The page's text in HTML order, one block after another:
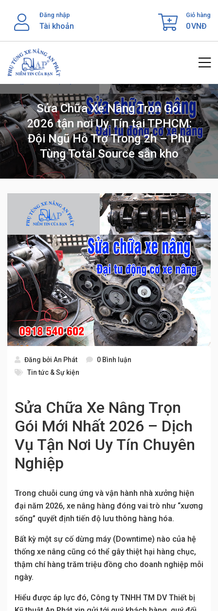
content
Đăng nhập
Tài khoản
Giỏ hàng
0VNĐ
Sửa Chữa Xe Nâng Trọn Gói
2026 tận nơi Uy Tín tại TPHCM:
Đội Ngũ Hỗ Trợ Trong 2h – Phụ
Tùng Total Source sẵn kho
Đăng bởi An Phát
0 Bình luận
Tin tức & Sự kiện
Sửa Chữa Xe Nâng Trọn
Gói Mới Nhất 2026 – Dịch
Vụ Tận Nơi Uy Tín Chuyên
Nghiệp
Trong chuỗi cung ứng và vận hành nhà xưởng hiện
đại năm 2026, xe nâng hàng đóng vai trò như “xương
sống” quyết định tiến độ lưu thông hàng hóa.
Bất kỳ một sự cố dừng máy (Downtime) nào của hệ
thống xe nâng cũng có thể gây thiệt hại hàng chục,
thậm chí hàng trăm triệu đồng cho doanh nghiệp mỗi
ngày.
Hiểu được áp lực đó, Công ty TNHH TM DV Thiết bị